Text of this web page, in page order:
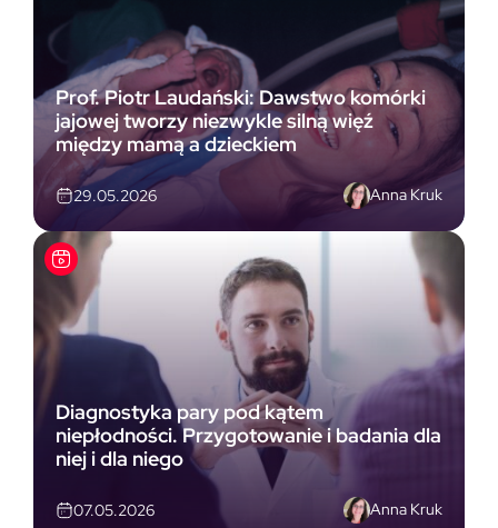
Prof. Piotr Laudański: Dawstwo komórki
jajowej tworzy niezwykle silną więź
między mamą a dzieckiem
29.05.2026 Anna Kruk
Diagnostyka pary pod kątem
niepłodności. Przygotowanie i badania dla
niej i dla niego
07.05.2026 Anna Kruk